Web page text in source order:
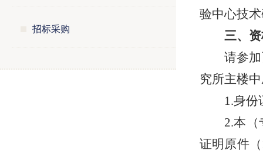
招标采购
验中心技
三、
请参
究所主楼
1.身份
2.本
证明原件